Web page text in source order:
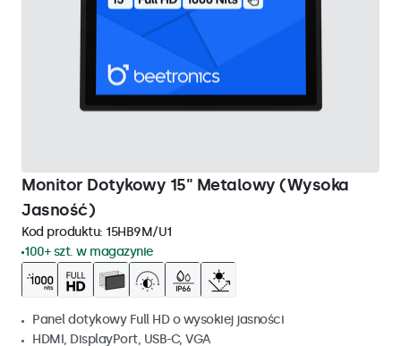
Monitor Dotykowy 15" Metalowy (Wysoka
Jasność)
Kod produktu: 15HB9M/U1
100+ szt. w magazynie
Panel dotykowy Full HD o wysokiej jasności
HDMI, DisplayPort, USB-C, VGA